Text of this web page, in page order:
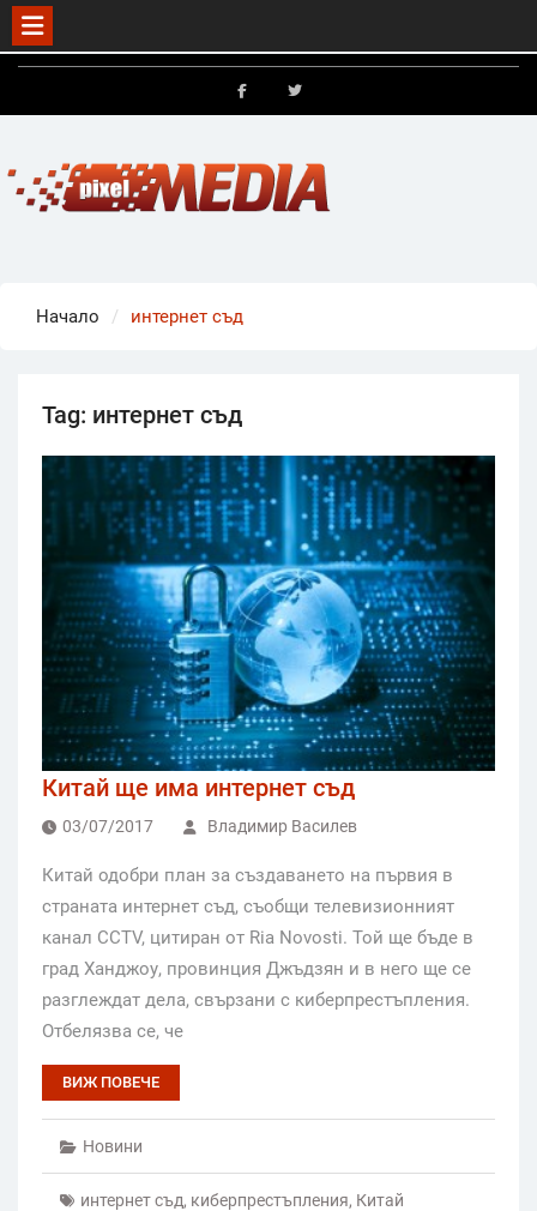
Skip
Начало интернет съд
Tag: интернет съд
Китай ще има интернет съд
03/07/2017 Владимир Василев
Китай одобри план за създаването на първия в
страната интернет съд, съобщи телевизионният
канал CCTV, цитиран от Ria Novosti. Той ще бъде в
град Ханджоу, провинция Джъдзян и в него ще се
разглеждат дела, свързани с киберпрестъпления.
Отбелязва се, че
ВИЖ ПОВЕЧЕ
Новини
интернет съд, киберпрестъпления, Китай